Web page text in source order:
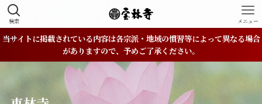
検索 メニュー
当サイトに掲載されている内容は各宗派・地域の慣習等によって異なる場合
がありますので、予めご了承ください。